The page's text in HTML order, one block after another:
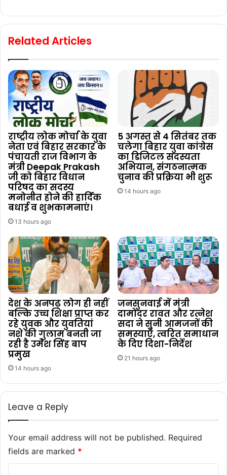
Related Articles
राष्ट्रीय लोक मोर्चा के युवा
नेता एवं बिहार सरकार के
पंचायती राज विभाग के
मंत्री Deepak Prakash
जी को बिहार विधान
परिषद का सदस्य
मनोनीत होने की हार्दिक
बधाई व शुभकामनाएं।
13 hours ago
5 अगस्त से 4 सितंबर तक
चलेगा बिहार युवा कांग्रेस
का डिजिटल सदस्यता
अभियान, संगठनात्मक
चुनाव की प्रक्रिया भी शुरू
14 hours ago
देश के अनपढ़ लोग ही नहीं
बल्कि उच्च शिक्षा प्राप्त कर
रहे युवक और युवतियां
नशे की गुलाम बनती जा
रही है उमेश सिंह बाप
प्रमुख
14 hours ago
जनसुनवाई में मंत्री
दामोदर रावत और रत्नेश
सदा ने सुनी आमजनों की
समस्याएँ, त्वरित समाधान
के दिए दिशा-निर्देश
21 hours ago
Leave a Reply
Your email address will not be published. Required
fields are marked *